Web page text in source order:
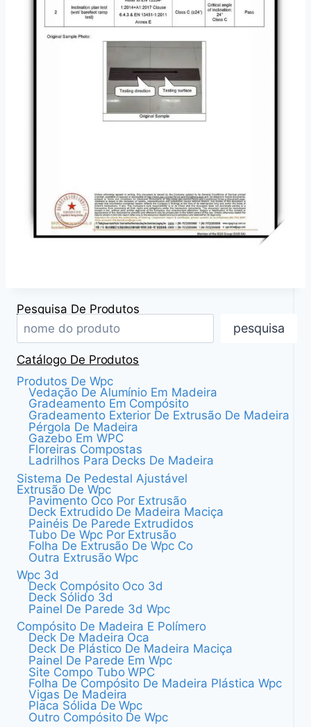
Pesquisa De Produtos
pesquisa
Catálogo De Produtos
Produtos De Wpc
Vedação De Alumínio Em Madeira
Gradeamento Em Compósito
Gradeamento Exterior De Extrusão De Madeira
Pérgola De Madeira
Gazebo Em WPC
Floreiras Compostas
Ladrilhos Para Decks De Madeira
Sistema De Pedestal Ajustável
Extrusão De Wpc
Pavimento Oco Por Extrusão
Deck Extrudido De Madeira Maciça
Painéis De Parede Extrudidos
Tubo De Wpc Por Extrusão
Folha De Extrusão De Wpc Co
Outra Extrusão Wpc
Wpc 3d
Deck Compósito Oco 3d
Deck Sólido 3d
Painel De Parede 3d Wpc
Compósito De Madeira E Polímero
Deck De Madeira Oca
Deck De Plástico De Madeira Maciça
Painel De Parede Em Wpc
Site Compo Tubo WPC
Folha De Compósito De Madeira Plástica Wpc
Vigas De Madeira
Placa Sólida De Wpc
Outro Compósito De Wpc